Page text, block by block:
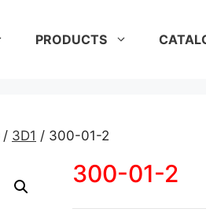
PRODUCTS
/ 3D1 / 300-01-2
300-01-2